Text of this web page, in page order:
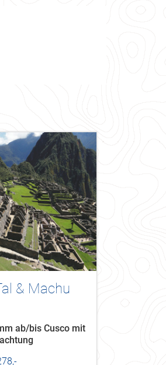
& Machu
ab/bis Cusco mit